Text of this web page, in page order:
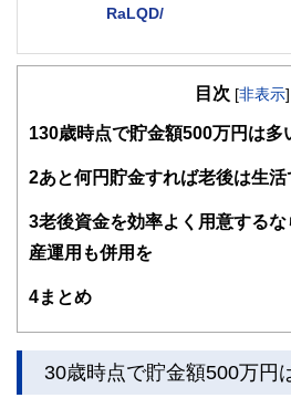
RaLQD/
２級ファイナンシャルプラン
活かして活動を始める。
する傍ら、フリーライターと
目次 [非表示]
1 30歳時点で貯金額500万円は多
2あと何円貯金すれば老後は生活
3老後資金を効率よく用意する
産運用も併用を
4まとめ
30歳時点で貯金額500万円